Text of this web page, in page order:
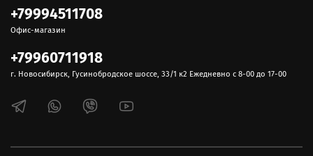
+79994511708
Офис-магазин
+79960711918
г. Новосибирск, Гусинобродское шоссе, 33/1 к2 Ежедневно с 8-00 до 17-00